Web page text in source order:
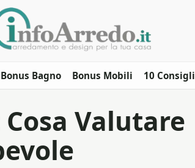
Bonus Bagno Bonus Mobili 10 Consigli
Valutare